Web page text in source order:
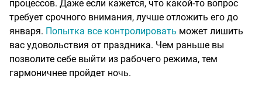
процессов. Даже если кажется, что какой-то вопрос
требует срочного внимания, лучше отложить его до
января. Попытка все контролировать может лишить
вас удовольствия от праздника. Чем раньше вы
позволите себе выйти из рабочего режима, тем
гармоничнее пройдет ночь.